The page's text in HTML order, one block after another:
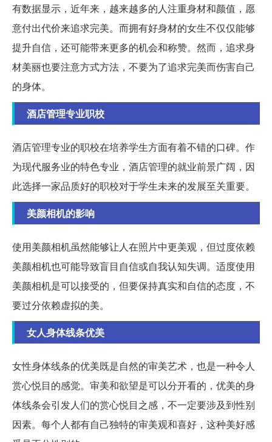
有数据显示，近年来，越来越多的人注重身材和颜值，愿
意付出代价来追求完美。而拥有好身材的女生不仅仅能够
提升自信，还可能带来更多的机会和称赞。然而，追求身
材美丽也要注意方式方法，不要为了追求完美而伤害自己
的身体。
酒店管理专业职校
酒店管理专业的职校在培养学生方面有着不错的口碑。作
为现代服务业的特色专业，酒店管理的就业前景广阔，因
此选择一家品质好的职校对于学生未来的发展至关重要。
美颜相机的影响
使用美颜相机虽然能够让人在照片中更美观，但过度依赖
美颜相机也可能导致盲目自信或自我认知失调。适度使用
美颜相机是可以接受的，但要保持真实和自信的态度，不
要过分依赖虚拟的美。
女人身体线条优美
女性身体线条的优美既是自然的审美艺术，也是一种令人
赏心悦目的感觉。审美和欲望是可以分开看的，优美的身
体线条会引发人们的赏心悦目之感，不一定要涉及到性别
因素。每个人都有自己独特的审美观和喜好，这种美好感